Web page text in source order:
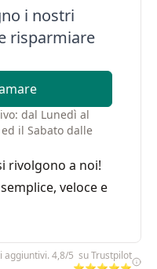
i nostri
risparmiare
dal Lunedì al
il Sabato dalle
rivolgono a noi!
veloce e
aggiuntivi. 4,8/5 su Trustpilot